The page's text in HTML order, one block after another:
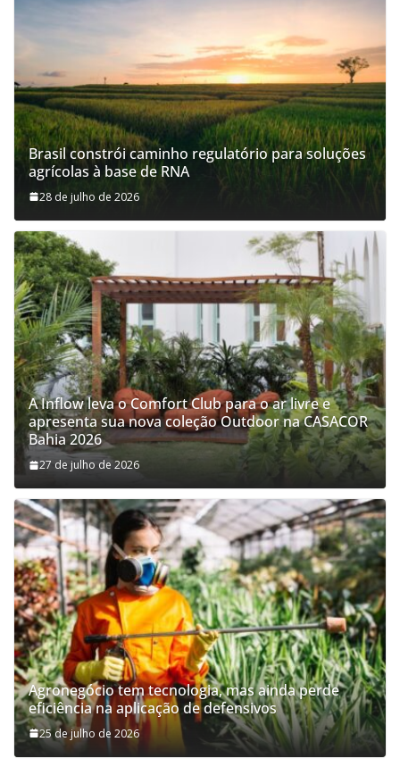
Brasil constrói caminho regulatório para soluções
agrícolas à base de RNA
28 de julho de 2026
A Inflow leva o Comfort Club para o ar livre e
apresenta sua nova coleção Outdoor na CASACOR
Bahia 2026
27 de julho de 2026
Agronegócio tem tecnologia, mas ainda perde
eficiência na aplicação de defensivos
25 de julho de 2026